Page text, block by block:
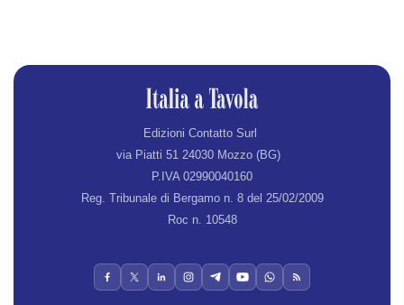
Edizioni Contatto Surl
via Piatti 51 24030 Mozzo (BG)
P.IVA 02990040160
Reg. Tribunale di Bergamo n. 8 del 25/02/2009
Roc n. 10548